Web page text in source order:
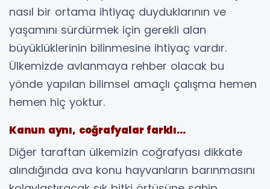
nasıl bir ortama ihtiyaç duyduklarının ve
yaşamını sürdürmek için gerekli alan
büyüklüklerinin bilinmesine ihtiyaç vardır.
Ülkemizde avlanmaya rehber olacak bu
yönde yapılan bilimsel amaçlı çalışma hemen
hemen hiç yoktur.
Kanun aynı, coğrafyalar farklı…
Diğer taraftan ülkemizin coğrafyası dikkate
alındığında ava konu hayvanların barınmasını